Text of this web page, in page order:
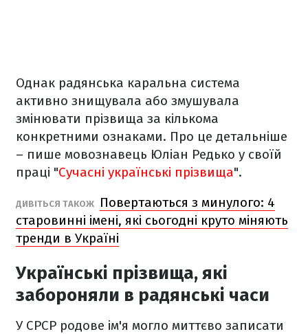
Однак радянська каральна система
активно знищувала або змушувала
змінювати прізвища за кількома
конкретними ознаками. Про це детальніше
– пише мовознавець Юліан Редько у своїй
праці "Сучасні українські прізвища".
ДИВІТЬСЯ ТАКОЖ
Повертаються з минулого: 4
старовинні імені, які сьогодні круто міняють
тренди в Україні
Українські прізвища, які
забороняли в радянські часи
У СРСР родове ім'я могло миттєво записати